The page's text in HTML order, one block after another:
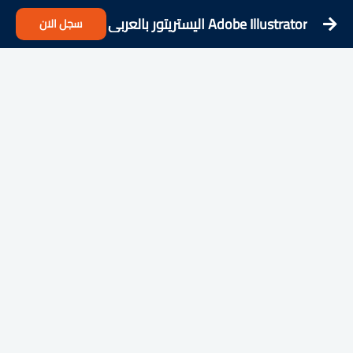
Adobe Illustrator اليستريتور بالعربي سجل الان